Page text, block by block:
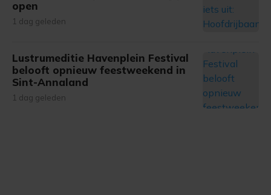
gemaakte keuze altijd wijzigen of intrekken.
open
1 dag geleden
Lustrumeditie Havenplein Festival
belooft opnieuw feestweekend in
Sint-Annaland
1 dag geleden